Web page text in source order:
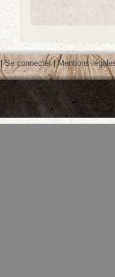
|Se connecter|Mentions